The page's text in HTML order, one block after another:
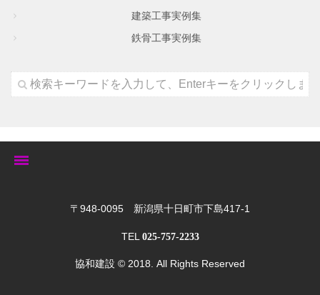
建築工事実例集
鉄骨工事実例集
〒948-0095 新潟県十日町市下島417-1
TEL 025-757-2233
協和建設 © 2018. All Rights Reserved